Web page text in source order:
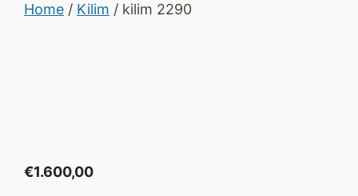
Home / Kilim / kilim 2290
€1.600,00